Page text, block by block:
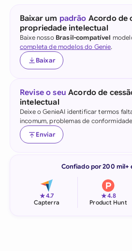
Baixar um padrão Acordo de
propriedade intelectual
Baixe nosso Brasil-compatível
completa de modelos do Genie.
Baixar
Revise o seu Acordo de
intelectual
Deixe o GenieAI identificar termos
incomum, problemas de
Enviar
Confiado por 200 mil+
★4.7
Capterra
★4.8
Product Hunt